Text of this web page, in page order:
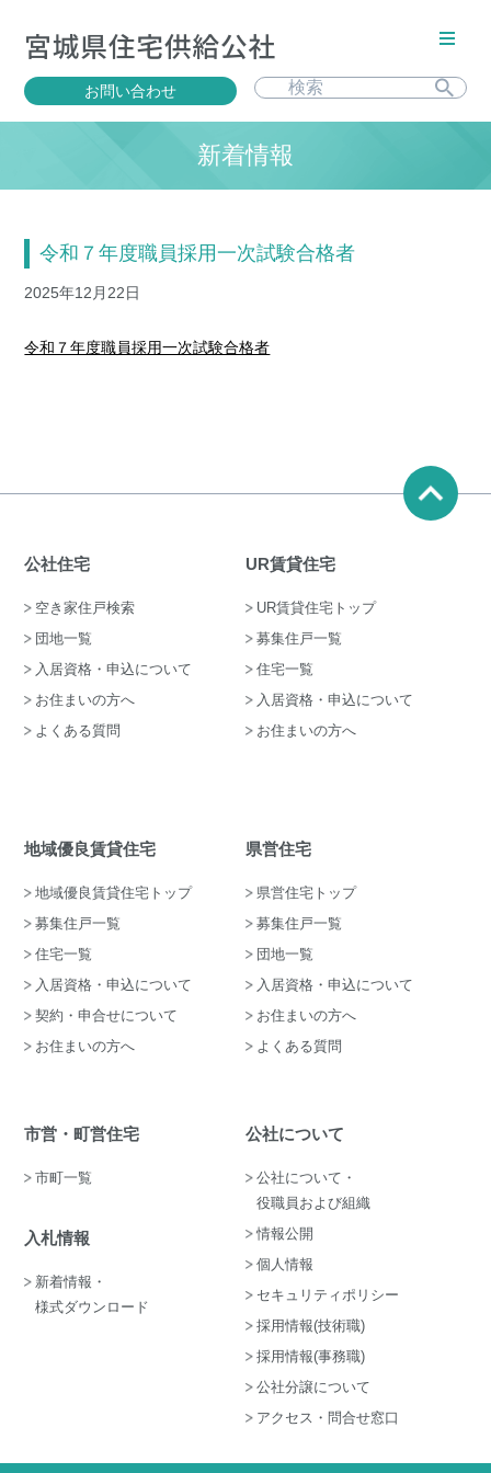
お問い合わせ
新着情報
令和７年度職員採用一次試験合格者
2025年12月22日
令和７年度職員採用一次試験合格者
公社住宅
空き家住戸検索
団地一覧
入居資格・申込について
お住まいの方へ
よくある質問
UR賃貸住宅
UR賃貸住宅トップ
募集住戸一覧
住宅一覧
入居資格・申込について
お住まいの方へ
地域優良賃貸住宅
地域優良賃貸住宅トップ
募集住戸一覧
住宅一覧
入居資格・申込について
契約・申合せについて
お住まいの方へ
県営住宅
県営住宅トップ
募集住戸一覧
団地一覧
入居資格・申込について
お住まいの方へ
よくある質問
市営・町営住宅
市町一覧
入札情報
新着情報・
様式ダウンロード
公社について
公社について・
役職員および組織
情報公開
個人情報
セキュリティポリシー
採用情報(技術職)
採用情報(事務職)
公社分譲について
アクセス・問合せ窓口